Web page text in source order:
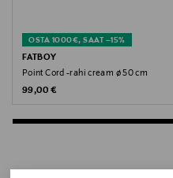
Koko
50 x 50 x 35 cm
Valmistusmaa
Kiina
OSTA 1000€, SAAT –15%
FATBOY
Point Cord -rahi cream ø 50 cm
Original Price
99,00 €